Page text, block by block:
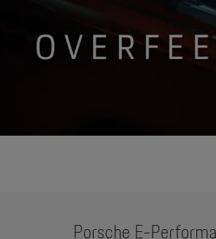
Porsche E-